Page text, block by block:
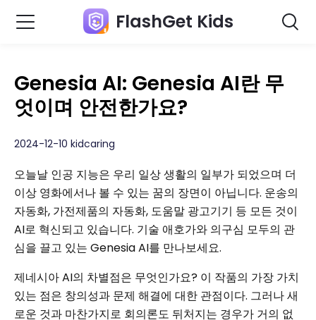
FlashGet Kids
Genesia AI: Genesia AI란 무
엇이며 안전한가요?
2024-12-10 kidcaring
오늘날 인공 지능은 우리 일상 생활의 일부가 되었으며 더
이상 영화에서나 볼 수 있는 꿈의 장면이 아닙니다. 운송의
자동화, 가전제품의 자동화, 도움말 광고기기 등 모든 것이
AI로 혁신되고 있습니다. 기술 애호가와 의구심 모두의 관
심을 끌고 있는 Genesia AI를 만나보세요.
제네시아 AI의 차별점은 무엇인가요? 이 작품의 가장 가치
있는 점은 창의성과 문제 해결에 대한 관점이다. 그러나 새
로운 것과 마찬가지로 회의론도 뒤처지는 경우가 거의 없